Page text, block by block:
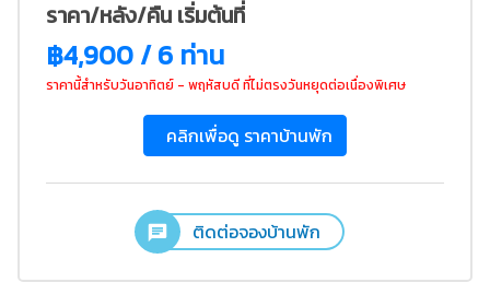
ราคา/หลัง/คืน เริ่มต้นที่
฿4,900 / 6 ท่าน
ราคานี้สำหรับวันอาทิตย์ - พฤหัสบดี ที่ไม่ตรงวันหยุดต่อเนื่องพิเศษ
คลิกเพื่อดู ราคาบ้านพัก
ติดต่อจองบ้านพัก